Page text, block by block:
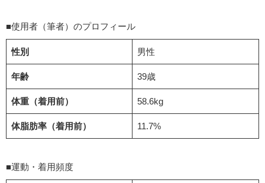
■使用者（筆者）のプロフィール
性別 男性
年齢 39歳
体重（着用前） 58.6kg
体脂肪率（着用前） 11.7%
■運動・着用頻度